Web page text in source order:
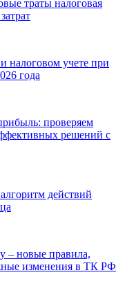
траты налоговая
налоговом учете при
года
проверяем
решений с
действий
– новые правила,
изменения в ТК РФ